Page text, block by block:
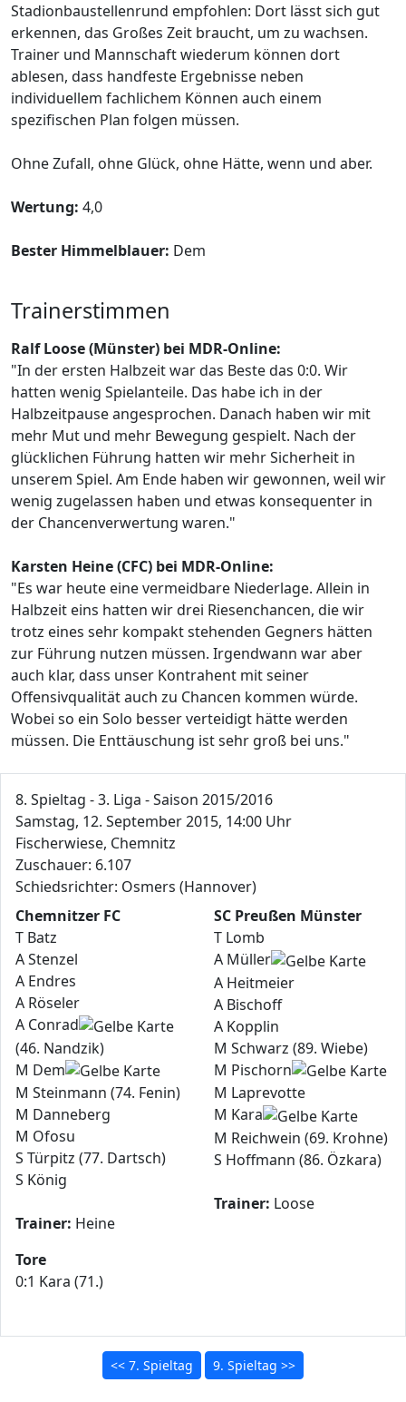
Stadionbaustellenrund empfohlen: Dort lässt sich gut
erkennen, das Großes Zeit braucht, um zu wachsen.
Trainer und Mannschaft wiederum können dort
ablesen, dass handfeste Ergebnisse neben
individuellem fachlichem Können auch einem
spezifischen Plan folgen müssen.
Ohne Zufall, ohne Glück, ohne Hätte, wenn und aber.
Wertung: 4,0
Bester Himmelblauer: Dem
Trainerstimmen
Ralf Loose (Münster) bei MDR-Online:
"In der ersten Halbzeit war das Beste das 0:0. Wir
hatten wenig Spielanteile. Das habe ich in der
Halbzeitpause angesprochen. Danach haben wir mit
mehr Mut und mehr Bewegung gespielt. Nach der
glücklichen Führung hatten wir mehr Sicherheit in
unserem Spiel. Am Ende haben wir gewonnen, weil wir
wenig zugelassen haben und etwas konsequenter in
der Chancenverwertung waren."
Karsten Heine (CFC) bei MDR-Online:
"Es war heute eine vermeidbare Niederlage. Allein in
Halbzeit eins hatten wir drei Riesenchancen, die wir
trotz eines sehr kompakt stehenden Gegners hätten
zur Führung nutzen müssen. Irgendwann war aber
auch klar, dass unser Kontrahent mit seiner
Offensivqualität auch zu Chancen kommen würde.
Wobei so ein Solo besser verteidigt hätte werden
müssen. Die Enttäuschung ist sehr groß bei uns."
8. Spieltag - 3. Liga - Saison 2015/2016
Samstag, 12. September 2015, 14:00 Uhr
Fischerwiese, Chemnitz
Zuschauer: 6.107
Schiedsrichter: Osmers (Hannover)
Chemnitzer FC
T Batz
A Stenzel
A Endres
A Röseler
A Conrad
(46. Nandzik)
M Dem
M Steinmann (74. Fenin)
M Danneberg
M Ofosu
S Türpitz (77. Dartsch)
S König
Trainer: Heine
SC Preußen Münster
T Lomb
A Müller
A Heitmeier
A Bischoff
A Kopplin
M Schwarz (89. Wiebe)
M Pischorn
M Laprevotte
M Kara
M Reichwein (69. Krohne)
S Hoffmann (86. Özkara)
Trainer: Loose
Tore
0:1 Kara (71.)
<< 7. Spieltag 9. Spieltag >>